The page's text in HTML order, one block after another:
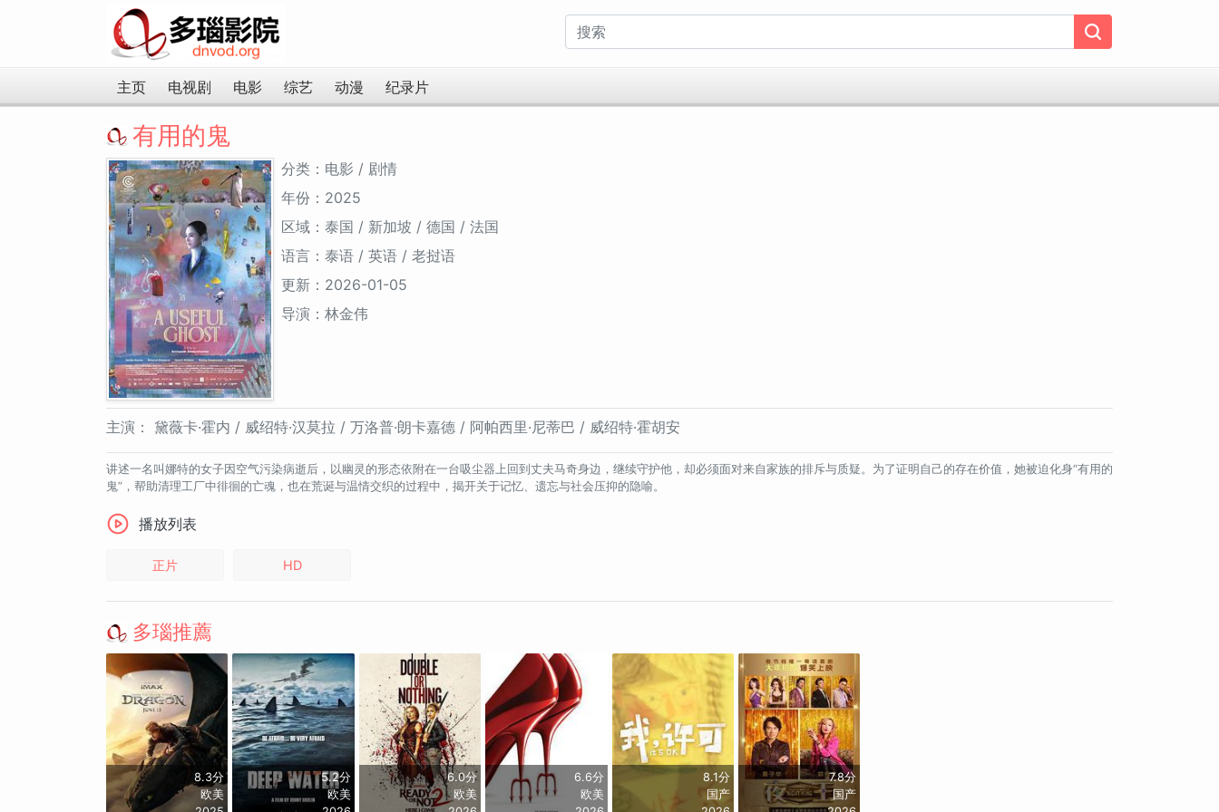
主页 电视剧 电影 综艺 动漫 纪录片
有用的鬼
分类：电影 / 剧情
年份：2025
区域：泰国 / 新加坡 / 德国 / 法国
语言：泰语 / 英语 / 老挝语
更新：2026-01-05
导演：林金伟
主演： 黛薇卡·霍内 / 威绍特·汉莫拉 / 万洛普·朗卡嘉德 / 阿帕西里·尼蒂巴 / 威绍特·霍胡安
讲述一名叫娜特的女子因空气污染病逝后，以幽灵的形态依附在一台吸尘器上回到丈夫马奇身边，继续守护他，却必须面对来自家族的排斥与质疑。为了证明自己的存在价值，她被迫化身“有用的
鬼”，帮助清理工厂中徘徊的亡魂，也在荒诞与温情交织的过程中，揭开关于记忆、遗忘与社会压抑的隐喻。
播放列表
正片 HD
多瑙推薦
8.3分
欧美
5.2分
欧美
6.0分
欧美
6.6分
欧美
8.1分
国产
7.8分
国产